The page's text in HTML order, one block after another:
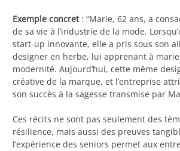
Exemple concret: “Marie, 62 ans, a
de sa vie à l’industrie de la mode.
start-up innovante, elle a pris sous son
designer en herbe, lui apprenant à
modernité. Aujourd’hui, cette même
créative de la marque, et l’entreprise
son succès à la sagesse transmise par
Ces récits ne sont pas seulement des
résilience, mais aussi des preuves
l’expérience des seniors permet aux